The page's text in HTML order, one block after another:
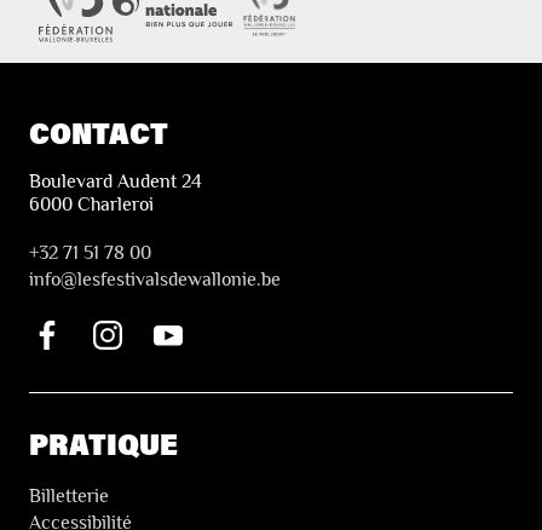
CONTACT
Boulevard Audent 24
6000 Charleroi
+32 71 51 78 00
info@lesfestivalsdewallonie.be
PRATIQUE
Billetterie
Accessibilité